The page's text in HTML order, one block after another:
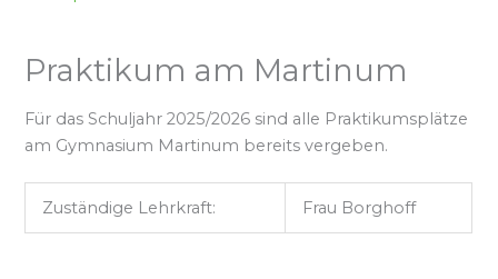
Praktikum am Martinum
Für das Schuljahr 2025/2026 sind alle Praktikumsplätze
am Gymnasium Martinum bereits vergeben.
Zuständige Lehrkraft: Frau Borghoff